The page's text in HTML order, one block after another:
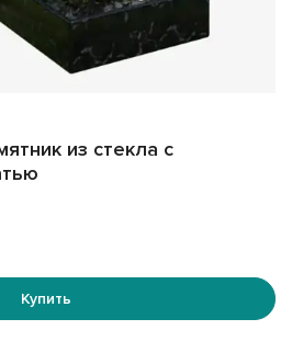
из стекла с
Купить